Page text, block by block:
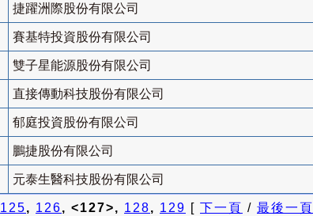
捷躍洲際股份有限公司
賽基特投資股份有限公司
雙子星能源股份有限公司
直接傳動科技股份有限公司
郁庭投資股份有限公司
鵬捷股份有限公司
元泰生醫科技股份有限公司
125, 126, <127>, 128, 129 [ 下一頁 / 最後一頁